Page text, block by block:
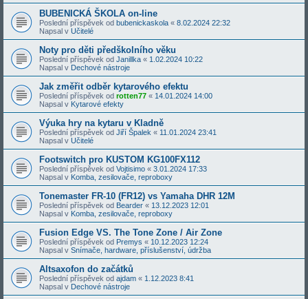
BUBENICKÁ ŠKOLA on-line
Poslední příspěvek od bubenickaskola « 8.02.2024 22:32
Napsal v Učitelé
Noty pro děti předškolního věku
Poslední příspěvek od Janillka « 1.02.2024 10:22
Napsal v Dechové nástroje
Jak změřit odběr kytarového efektu
Poslední příspěvek od rotten77 « 14.01.2024 14:00
Napsal v Kytarové efekty
Výuka hry na kytaru v Kladně
Poslední příspěvek od Jiří Špalek « 11.01.2024 23:41
Napsal v Učitelé
Footswitch pro KUSTOM KG100FX112
Poslední příspěvek od Vojtisimo « 3.01.2024 17:33
Napsal v Komba, zesilovače, reproboxy
Tonemaster FR-10 (FR12) vs Yamaha DHR 12M
Poslední příspěvek od Bearder « 13.12.2023 12:01
Napsal v Komba, zesilovače, reproboxy
Fusion Edge VS. The Tone Zone / Air Zone
Poslední příspěvek od Premys « 10.12.2023 12:24
Napsal v Snímače, hardware, příslušenství, údržba
Altsaxofon do začátků
Poslední příspěvek od ajdam « 1.12.2023 8:41
Napsal v Dechové nástroje